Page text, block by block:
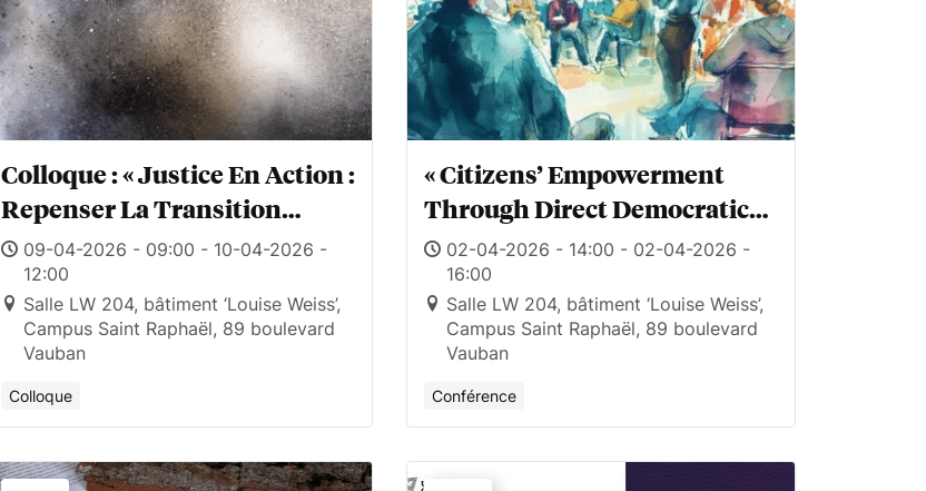
Colloque : « Justice En Action :
Repenser La Transition
Énergétique Depuis Les
Marges »
09-04-2026 - 09:00 - 10-04-2026 -
12:00
Salle LW 204, bâtiment ‘Louise Weiss’,
Campus Saint Raphaël, 89 boulevard
Vauban
Colloque
« Citizens’ Empowerment
Through Direct Democratic
Processes »
02-04-2026 - 14:00 - 02-04-2026 -
16:00
Salle LW 204, bâtiment ‘Louise Weiss’,
Campus Saint Raphaël, 89 boulevard
Vauban
Conférence